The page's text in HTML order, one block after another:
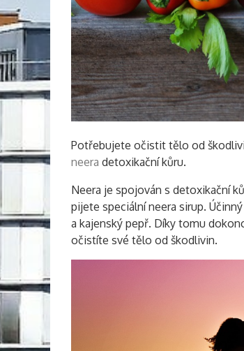
Potřebujete očistit tělo od
neera detoxikační kůru.
Neera je spojován s detoxikační
pijete speciální neera sirup.
a kajenský pepř. Díky tomu
očistíte své tělo od škodlivin.